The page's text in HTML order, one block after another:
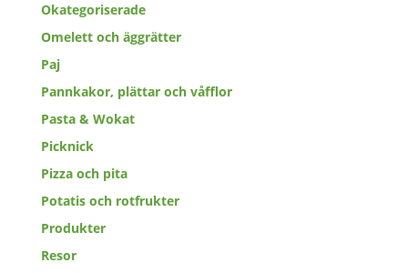
Okategoriserade
Omelett och äggrätter
Paj
Pannkakor, plättar och våfflor
Pasta & Wokat
Picknick
Pizza och pita
Potatis och rotfrukter
Produkter
Resor